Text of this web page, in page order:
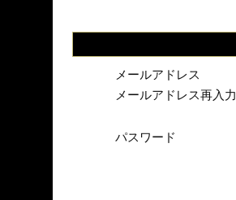
メールアドレス
メールアドレス再入力
パスワード